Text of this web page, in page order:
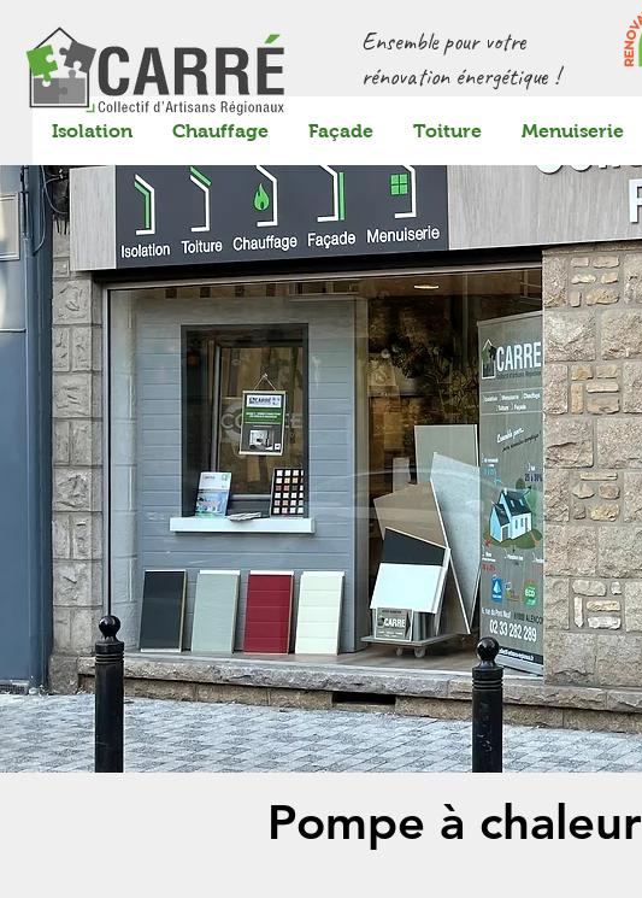
Ensemble pour votre
rénovation énergétique !
Isolation Chauffage Façade Toiture Menuiserie
Pompe à chaleur